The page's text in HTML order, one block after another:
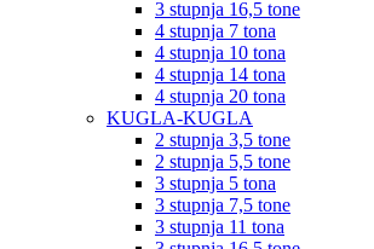
3 stupnja 16,5 tone
4 stupnja 7 tona
4 stupnja 10 tona
4 stupnja 14 tona
4 stupnja 20 tona
KUGLA-KUGLA
2 stupnja 3,5 tone
2 stupnja 5,5 tone
3 stupnja 5 tona
3 stupnja 7,5 tone
3 stupnja 11 tona